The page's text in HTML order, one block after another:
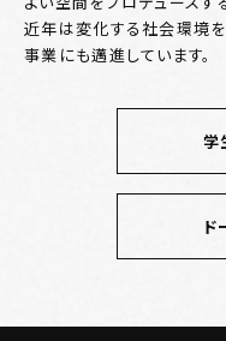
近年は変化する社会環境を
事業にも邁進しています。
学
ド